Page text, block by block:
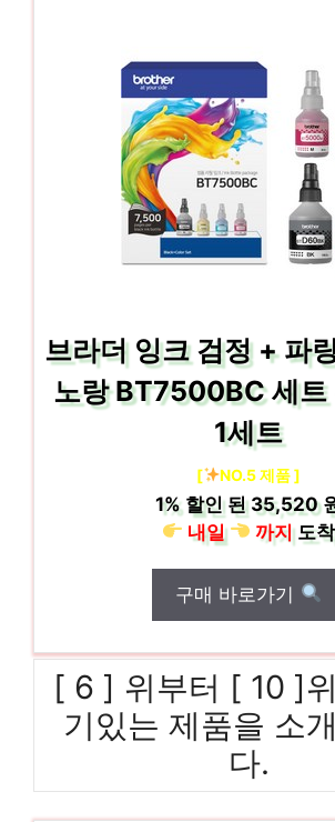
브라더 잉크 검정 + 파
노랑 BT7500BC 세트
1세트
[ NO.5 제품 ]
1% 할인 된35,520
내일
까지도착
구매 바로가기
[ 6 ] 위부터 [ 10 ]
기있는 제품을 소
다.